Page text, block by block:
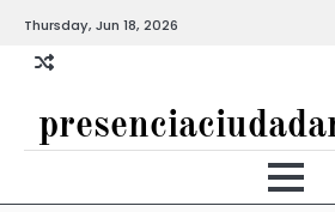
content
Thursday, Jun 18, 2026